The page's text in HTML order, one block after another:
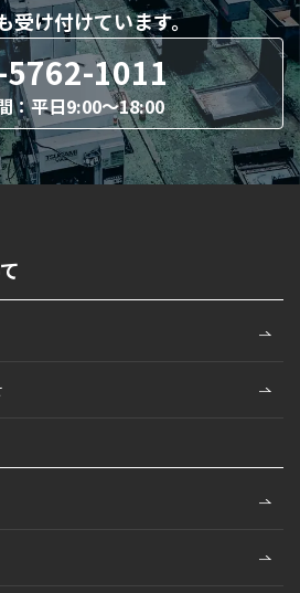
受け付けています。
1011
：平日9:00〜18:00